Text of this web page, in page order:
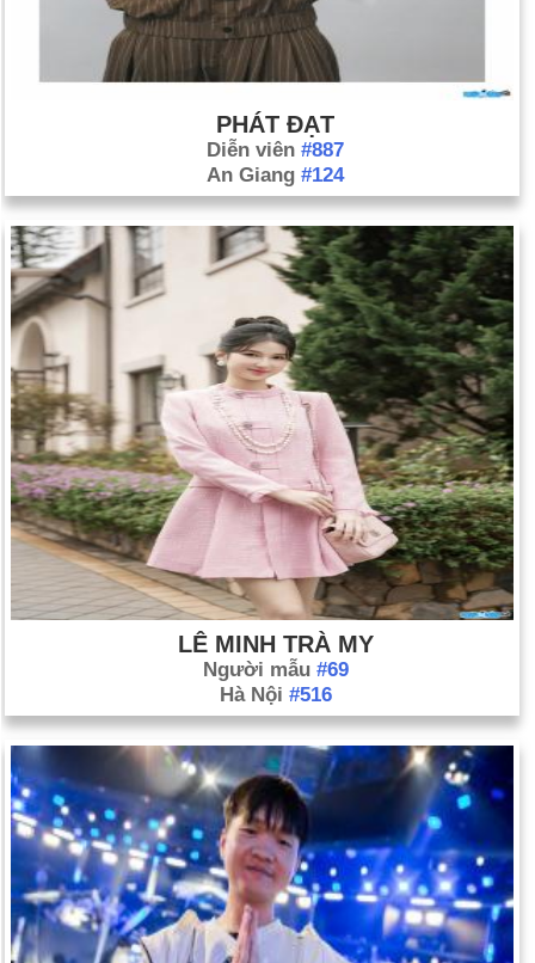
PHÁT ĐẠT
Diễn viên #887
An Giang #124
LÊ MINH TRÀ MY
Người mẫu #69
Hà Nội #516